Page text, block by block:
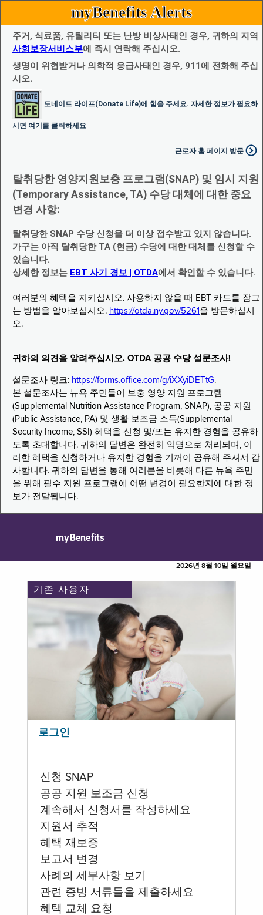
myBenefits Alerts
주거, 식료품, 유틸리티 또는 난방 비상사태인 경우, 귀하의 지역
사회보장서비스부에 즉시 연락해 주십시오.
생명이 위협받거나 의학적 응급사태인 경우, 911에 전화해 주십
시오.
도네이트 라이프(Donate Life)에 힘을 주세요. 자세한 정보가 필요하
시면 여기를 클릭하세요
근로자 홈 페이지 방문
탈취당한 영양지원보충 프로그램(SNAP) 및 임시 지원
(Temporary Assistance, TA) 수당 대체에 대한 중요
변경 사항:
탈취당한 SNAP 수당 신청을 더 이상 접수받고 있지 않습니다.
가구는 아직 탈취당한 TA (현금) 수당에 대한 대체를 신청할 수
있습니다.
상세한 정보는 EBT 사기 경보 | OTDA에서 확인할 수 있습니다.
여러분의 혜택을 지키십시오. 사용하지 않을 때 EBT 카드를 잠그
는 방법을 알아보십시오. https://otda.ny.gov/5261 을 방문하십시
오.
귀하의 의견을 알려주십시오. OTDA 공공 수당 설문조사!
설문조사 링크: https://forms.office.com/g/iXXyiDETtG.
본 설문조사는 뉴욕 주민들이 보충 영양 지원 프로그램
(Supplemental Nutrition Assistance Program, SNAP), 공공 지원
(Public Assistance, PA) 및 생활 보조금 소득(Supplemental
Security Income, SSI) 혜택을 신청 및/또는 유지한 경험을 공유하
도록 초대합니다. 귀하의 답변은 완전히 익명으로 처리되며, 이
러한 혜택을 신청하거나 유지한 경험을 기꺼이 공유해 주셔서 감
사합니다. 귀하의 답변을 통해 여러분을 비롯해 다른 뉴욕 주민
을 위해 필수 지원 프로그램에 어떤 변경이 필요한지에 대한 정
보가 전달됩니다.
myBenefits
2026년 8월 10일 월요일
기존 사용자
로그인
신청 SNAP
공공 지원 보조금 신청
계속해서 신청서를 작성하세요
지원서 추적
혜택 재보증
보고서 변경
사례의 세부사항 보기
관련 증빙 서류들을 제출하세요
혜택 교체 요청